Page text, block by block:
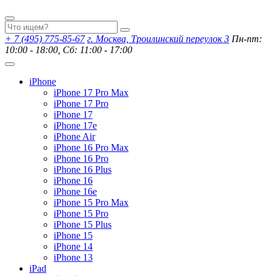
+ 7 (495) 775-85-67 г. Москва, Троилинский переулок 3 Пн-пт:
10:00 - 18:00, Сб: 11:00 - 17:00
iPhone
iPhone 17 Pro Max
iPhone 17 Pro
iPhone 17
iPhone 17e
iPhone Air
iPhone 16 Pro Max
iPhone 16 Pro
iPhone 16 Plus
iPhone 16
iPhone 16e
iPhone 15 Pro Max
iPhone 15 Pro
iPhone 15 Plus
iPhone 15
iPhone 14
iPhone 13
iPad